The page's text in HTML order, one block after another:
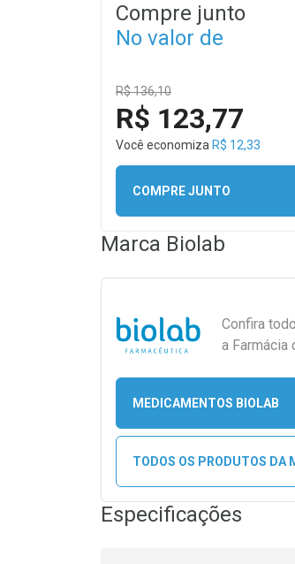
Compre junto
No valor de
R$ 136,10
R$ 123,77
Você economiza R$ 12,33
COMPRE JUNTO
Marca Biolab
Confira
a Farmácia
MEDICAMENTOS BIOLAB
TODOS OS PRODUTOS DA
Especificações